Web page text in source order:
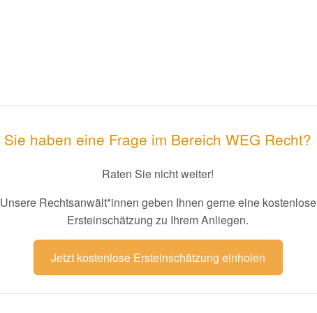
Sie haben eine Frage im Bereich WEG Recht?
Raten Sie nicht weiter!
Unsere Rechtsanwält*innen geben Ihnen gerne eine kostenlose
Ersteinschätzung zu Ihrem Anliegen.
Jetzt kostenlose Ersteinschätzung einholen